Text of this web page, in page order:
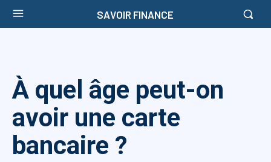
SAVOIR FINANCE
À quel âge peut-on
avoir une carte
bancaire ?